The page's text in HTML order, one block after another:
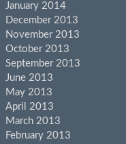
January 2014
December 2013
November 2013
October 2013
September 2013
June 2013
May 2013
April 2013
March 2013
February 2013